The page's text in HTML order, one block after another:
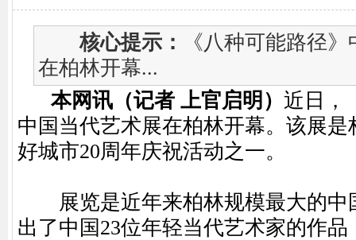
核心提示：
《八种可能路径
在柏林开幕...
本网讯（记者 上官启明） 近日，
中国当代艺术展在柏林开幕。该展
好城市20周年庆祝活动之一。
展览是近年来柏林规模最大的中
出了中国23位年轻当代艺术家的作